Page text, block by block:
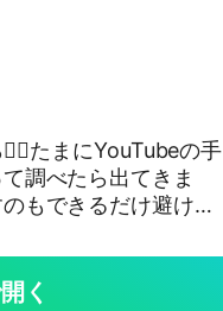
たまにYouTubeの手
調べたら出てきま
もできるだけ避けて
く